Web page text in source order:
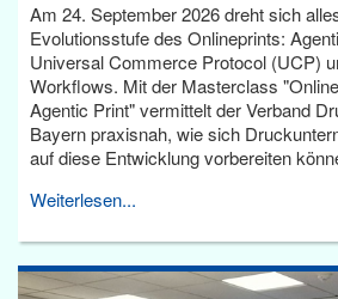
Am 24. September 2026 dreht sich
Evolutionsstufe des Onlineprints:
Universal Commerce Protocol (UCP)
Workflows. Mit der Masterclass
Agentic Print" vermittelt der Verband
Bayern praxisnah, wie sich
auf diese Entwicklung vorbereiten
Weiterlesen...